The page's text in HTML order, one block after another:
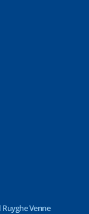
Venne